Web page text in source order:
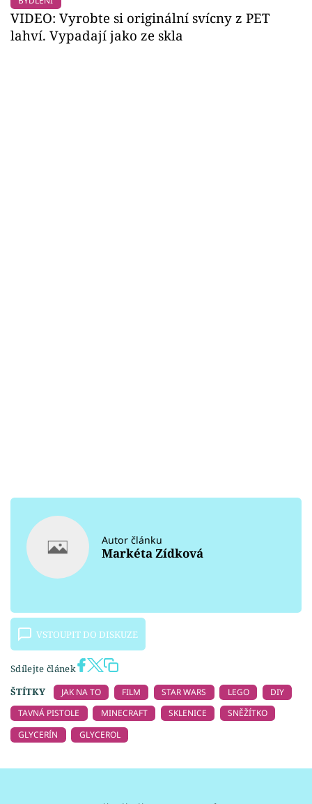
VIDEO: Vyrobte si originální svícny z PET
lahví. Vypadají jako ze skla
Autor článku
Markéta Zídková
VSTOUPIT DO DISKUZE
Sdílejte článek
ŠTÍTKY
JAK NA TO FILM STAR WARS LEGO
DIY
TAVNÁ PISTOLE
MINECRAFT SKLENICE
SNĚŽÍTKO
GLYCERÍN
GLYCEROL